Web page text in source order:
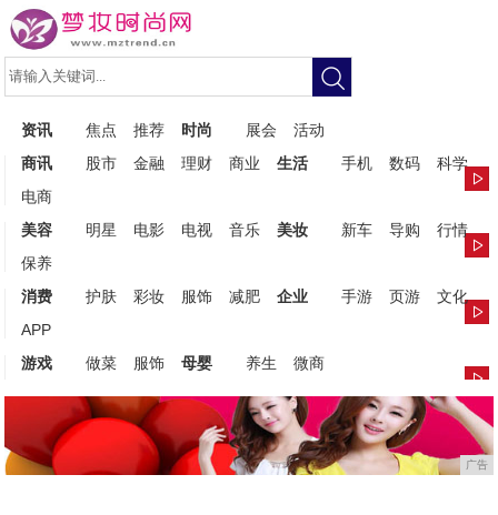
资讯 焦点 推荐 时尚 展会
活动
商讯
股市 金融 理财 商业 生活 手机 数码
科学
电商
美容
明星 电影 电视 音乐 美妆 新车 导购
行情
保养
消费
护肤 彩妆 服饰 减肥 企业 手游 页游
文化
APP
游戏
做菜 服饰 母婴 养生 微商
广告